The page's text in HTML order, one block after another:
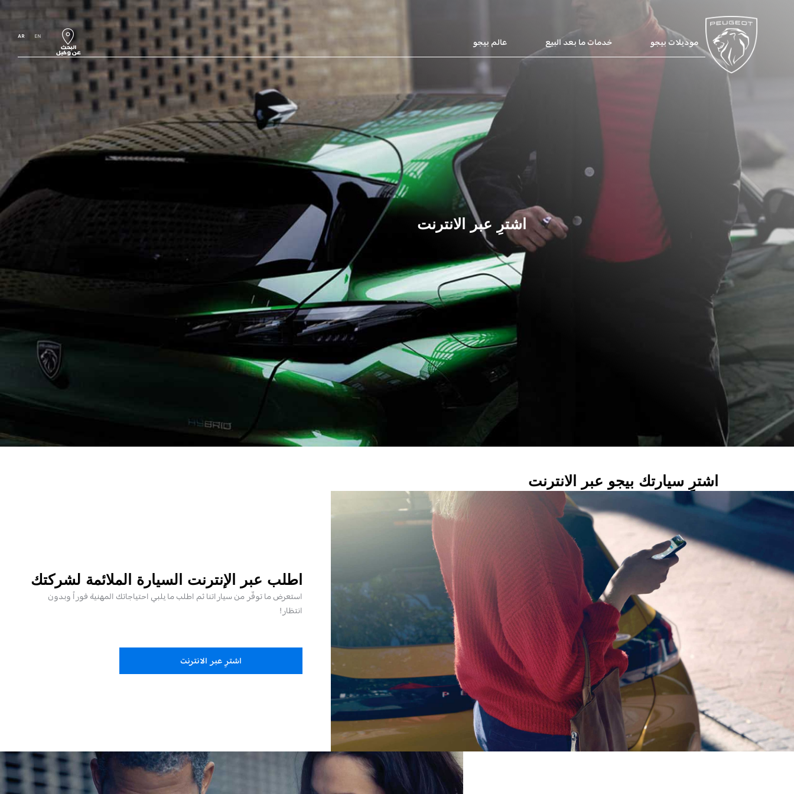
EN
AR
موديلات بيجو خدمات ما بعد البيع عالم بيجو
اشترِ عبر الانترنت
اشترِ سيارتك بيجو عبر الانترنت
اطلب عبر الإنترنت السيارة الملائمة لشركتك
استعرض ما توفّر من سياراتنا ثم اطلب ما يلبي احتياجاتك المهنية فوراً وبدون
انتظار!
اشترِ عبر الانترنت